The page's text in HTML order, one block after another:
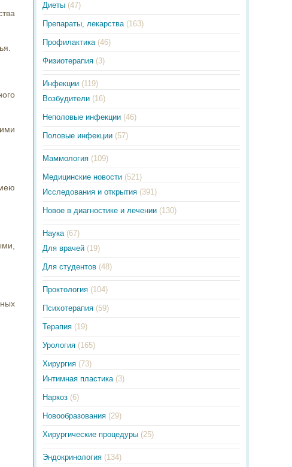
Диеты (47)
Препараты, лекарства (163)
Профилактика (46)
Физиотерапия (3)
Инфекции (119)
Возбудители (16)
Неполовые инфекции (46)
Половые инфекции (57)
Маммология (109)
Медицинские новости (521)
Исследования и открытия (391)
Новое в диагностике и лечении (130)
Наука (67)
Для врачей (19)
Для студентов (48)
Проктология (104)
Психотерапия (59)
Терапия (19)
Урология (165)
Хирургия (73)
Интимная пластика (3)
Наркоз (6)
Новообразования (29)
Хирургические процедуры (25)
Эндокринология (134)